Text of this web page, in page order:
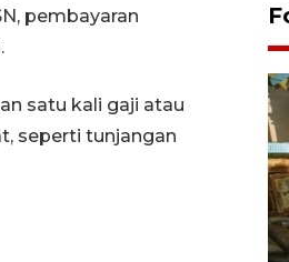
pembayaran
satu kali gaji atau
seperti tunjangan